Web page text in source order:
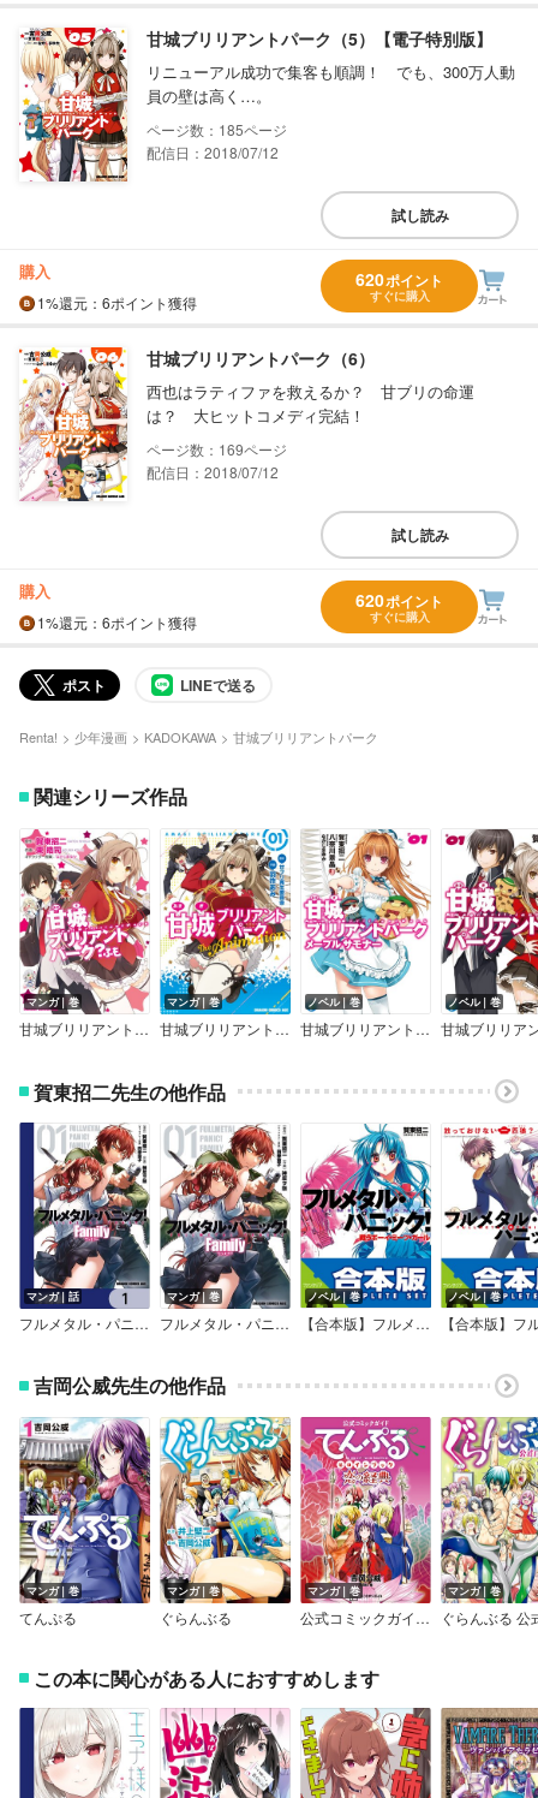
甘城ブリリアントパーク（5）【電子特別版】
リニューアル成功で集客も順調！ でも、300万人動
員の壁は高く…。
185
配信日：2018/07/12
試し読み
購入
1%還元 ：6ポイント獲得
620ポイント
すぐに購入
甘城ブリリアントパーク（6）
西也はラティファを救えるか？ 甘ブリの命運
は？ 大ヒットコメディ完結！
169
配信日：2018/07/12
試し読み
購入
1%還元 ：6ポイント獲得
620ポイント
すぐに購入
ポスト LINEで送る
Renta! 少年漫画 KADOKAWA 甘城ブリリアントパーク
関連シリーズ作品
マンガ｜巻
甘城ブリリアントパーク？ ふも
マンガ｜巻
甘城ブリリアントパーク The Animation
ノベル｜巻
甘城ブリリアントパーク メープルサモナー
ノベル｜巻
賀東招二先生の他作品
マンガ｜話
フルメタル・パニック！ Family【分冊版】
マンガ｜巻
フルメタル・パニック！ Family
ノベル｜巻
【合本版】フルメタル・パニック！（新装版） 全12巻
ノベル｜巻
吉岡公威先生の他作品
マンガ｜巻
てんぷる
マンガ｜巻
ぐらんぶる
マンガ｜巻
公式コミックガイド てんぷるヒロインブック 恋の経典
マンガ｜巻
この本に関心がある人におすすめします